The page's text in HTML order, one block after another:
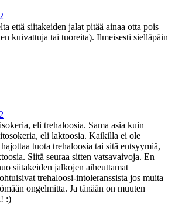
että siitakeiden jalat pitää ainaa otta pois
kuivattuja tai tuoreita). Ilmeisesti sielläpäin
eli trehaloosia. Sama asia kuin
eli laktoosia. Kaikilla ei ole
tuota trehaloosia tai sitä entsyymiä,
Siitä seuraa sitten vatsavaivoja. En
siitakeiden jalkojen aiheuttamat
trehaloosi-intoleranssista jos muita
ongelmitta. Ja tänään on muuten
:)